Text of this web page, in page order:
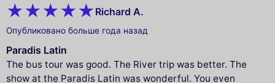
Richard A.
Опубликовано больше года назад
Paradis Latin
The bus tour was good. The River trip was better. The
show at the Paradis Latin was wonderful. You even